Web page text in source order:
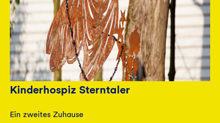
Kinderhospiz Sterntaler
Ein zweites Zuhause